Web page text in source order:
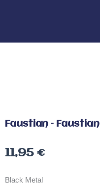
Faustian – Faustian
11,95 €
Black Metal